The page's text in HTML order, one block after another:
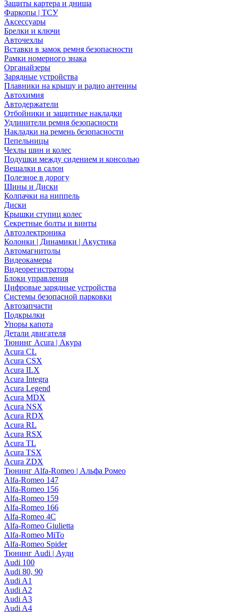
Защиты картера и днища
Фаркопы | ТСУ
Аксессуары
Брелки и ключи
Авточехлы
Вставки в замок ремня безопасности
Рамки номерного знака
Органайзеры
Зарядные устройства
Плавники на крышу и радио антенны
Автохимия
Автодержатели
Отбойники и защитные накладки
Удлинители ремня безопасности
Накладки на ремень безопасности
Пепельницы
Чехлы шин и колес
Подушки между сидением и консолью
Вешалки в салон
Полезное в дорогу
Шины и Диски
Колпачки на ниппель
Диски
Крышки ступиц колес
Секретные болты и винты
Автоэлектроника
Колонки | Динамики | Акустика
Автомагнитолы
Видеокамеры
Видеорегистраторы
Блоки управления
Цифровые зарядные устройства
Системы безопасной парковки
Автозапчасти
Подкрылки
Упоры капота
Детали двигателя
Тюнинг Acura | Акура
Acura CL
Acura CSX
Acura ILX
Acura Integra
Acura Legend
Acura MDX
Acura NSX
Acura RDX
Acura RL
Acura RSX
Acura TL
Acura TSX
Acura ZDX
Тюнинг Alfa-Romeo | Альфа Ромео
Alfa-Romeo 147
Alfa-Romeo 156
Alfa-Romeo 159
Alfa-Romeo 166
Alfa-Romeo 4C
Alfa-Romeo Giulietta
Alfa-Romeo MiTo
Alfa-Romeo Spider
Тюнинг Audi | Ауди
Audi 100
Audi 80, 90
Audi A1
Audi A2
Audi A3
Audi A4